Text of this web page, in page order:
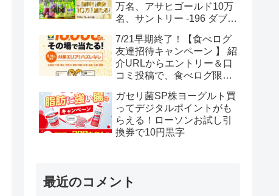
万名、アサヒゴールド10万
名、サントリー -196 ダブル
7/21早期終了！【食べログ
友達招待キャンペーン 】 紹
介URLからエントリー＆口
コミ投稿で、食べログ限定
トがもらえる
ガセリ菌SP株ヨーグルト買
ってデジタルポイントがも
らえる！ローソンお試し引
換券で10円黒字
最近のコメント